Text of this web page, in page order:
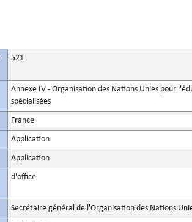
521
Annexe IV - Organisation des Nations Unies pour
spécialisées
France
Application
Application
d'office
Secrétaire général de l'Organisation des Nations